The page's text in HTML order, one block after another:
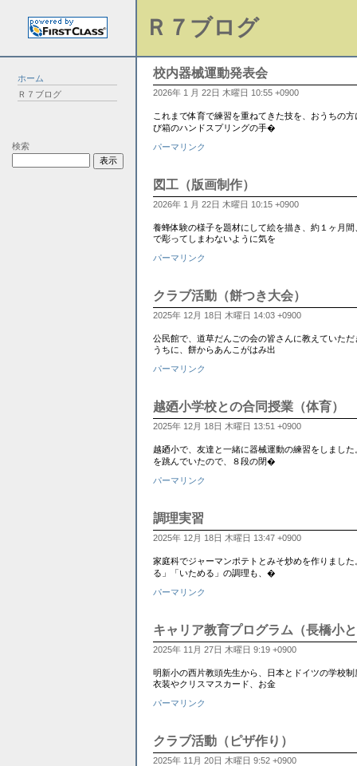
ホーム
Ｒ７ブログ
検索
Ｒ７ブログ
校内器械運動発表会
2026年 1 月 22日 木曜日 10:55 +0900
これまで体育で練習を重ねてきた技を、おうちの
び箱のハンドスプリングの手�
パーマリンク
図工（版画制作）
2026年 1 月 22日 木曜日 10:15 +0900
養蜂体験の様子を題材にして絵を描き、約１ヶ月
で彫ってしまわないように気を
パーマリンク
クラブ活動（餅つき大会）
2025年 12月 18日 木曜日 14:03 +0900
公民館で、道草だんごの会の皆さんに教えていた
うちに、餅からあんこがはみ出
パーマリンク
越廼小学校との合同授業（体育）
2025年 12月 18日 木曜日 13:51 +0900
越廼小で、友達と一緒に器械運動の練習をしまし
を跳んでいたので、８段の閉�
パーマリンク
調理実習
2025年 12月 18日 木曜日 13:47 +0900
家庭科でジャーマンポテトとみそ炒めを作りまし
る」「いためる」の調理も、�
パーマリンク
キャリア教育プログラム（長橋小
2025年 11月 27日 木曜日 9:19 +0900
明新小の西片教頭先生から、日本とドイツの学校
衣装やクリスマスカード、お金
パーマリンク
クラブ活動（ピザ作り）
2025年 11月 20日 木曜日 9:52 +0900